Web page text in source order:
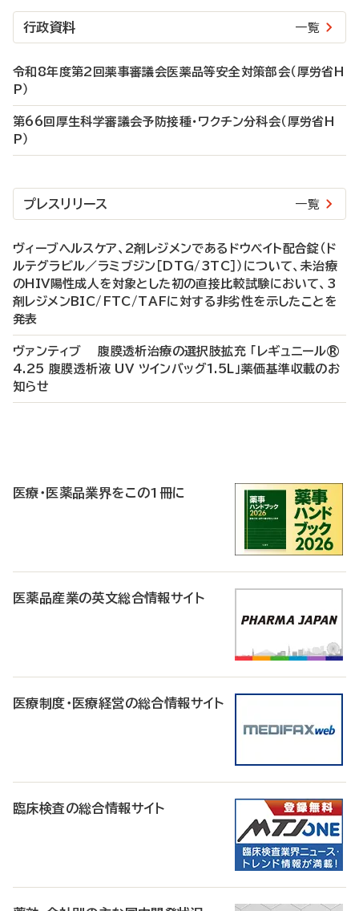
行政資料 一覧
令和8年度第2回薬事審議会医薬品等安全対策部会（厚労省H
P）
第66回厚生科学審議会予防接種・ワクチン分科会（厚労省H
P）
プレスリリース 一覧
ヴィーブヘルスケア、2剤レジメンであるドウベイト配合錠（ド
ルテグラビル／ラミブジン［DTG/3TC］）について、未治療
のHIV陽性成人を対象とした初の直接比較試験において、3
剤レジメンBIC/FTC/TAFに対する非劣性を示したことを
発表
ヴァンティブ 腹膜透析治療の選択肢拡充 「レギュニール®
4.25 腹膜透析液 UV ツインバッグ1.5L」薬価基準収載のお
知らせ
医療・医薬品業界をこの1冊に
医薬品産業の英文総合情報サイト
医療制度・医療経営の総合情報サイト
臨床検査の総合情報サイト